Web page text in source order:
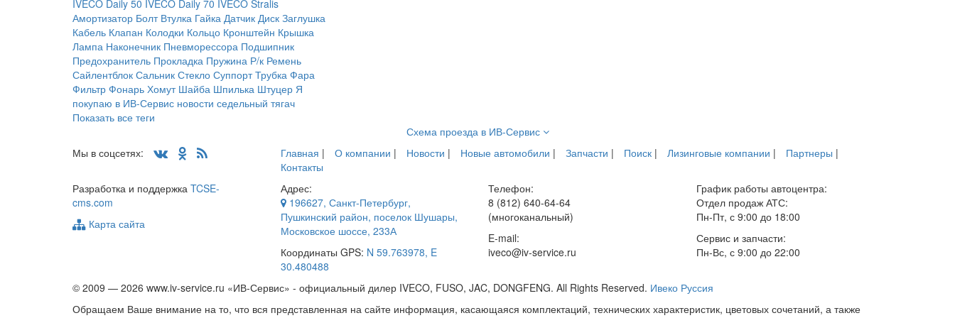
IVECO Daily 50 IVECO Daily 70 IVECO Stralis
Амортизатор Болт Втулка Гайка Датчик Диск Заглушка
Кабель Клапан Колодки Кольцо Кронштейн Крышка
Лампа Наконечник Пневморессора Подшипник
Предохранитель Прокладка Пружина Р/к Ремень
Сайлентблок Сальник Стекло Суппорт Трубка Фара
Фильтр Фонарь Хомут Шайба Шпилька Штуцер Я
покупаю в ИВ-Сервис новости седельный тягач
Показать все теги
Схема проезда в ИВ-Сервис
Мы в соцсетях:
Главная | О компании | Новости | Новые автомобили | Запчасти | Поиск| Лизинговые компании | Партнеры |
Контакты
Разработка и поддержка TCSE-
cms.com
Карта сайта
Адрес:
196627, Санкт-Петербург,
Пушкинский район, поселок Шушары,
Московское шоссе, 233А
Координаты GPS: N 59.763978, E
30.480488
Телефон:
8 (812) 640-64-64
(многоканальный)
E-mail:
iveco@iv-service.ru
График работы автоцентра:
Отдел продаж АТС:
Пн-Пт, с 9:00 до 18:00
Сервис и запчасти:
Пн-Вс, с 9:00 до 22:00
© 2009 — 2026 www.iv-service.ru «ИВ-Сервис» - официальный дилер IVECO, FUSO, JAC, DONGFENG. All Rights Reserved. Ивеко Руссия
Обращаем Ваше внимание на то, что вся представленная на сайте информация, касающаяся комплектаций, технических характеристик, цветовых сочетаний, а также